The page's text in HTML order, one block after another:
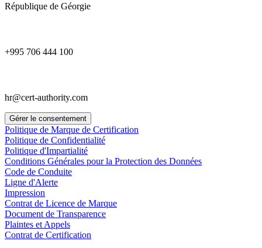
République de Géorgie
+995 706 444 100
hr@cert-authority.com
Gérer le consentement
Politique de Marque de Certification
Politique de Confidentialité
Politique d'Impartialité
Conditions Générales pour la Protection des Données
Code de Conduite
Ligne d'Alerte
Impression
Contrat de Licence de Marque
Document de Transparence
Plaintes et Appels
Contrat de Certification